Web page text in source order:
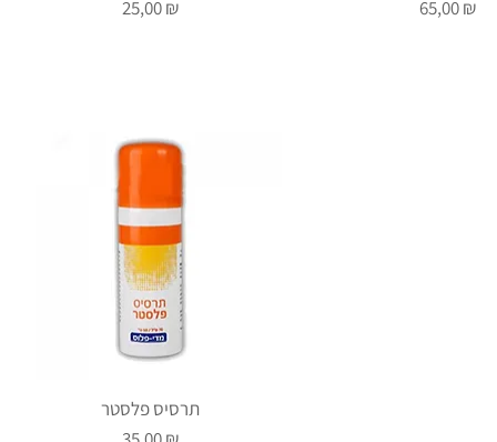
Prix
25,00 ₪
Prix
65,00 ₪
תרסיס פלסטר
Prix